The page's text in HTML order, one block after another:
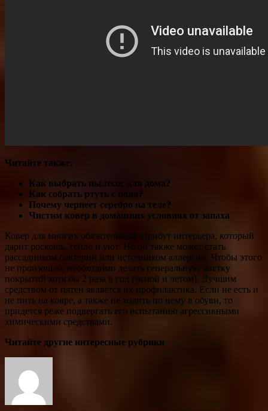
Читайте также:
Как выбрать пылесос для дома?
Как собрать ртуть с пола?
Почему чернеет серебро на теле?
Чистим ковер в домашних условиях от запаха
Ковер для многих обязательный атрибут интерьера, который
дарит роскошь, тепло и уют. Но он также может стать
рассадником бактерий или источником аллергии. Чтобы этого
не произошло, необходимо делать генеральную чистку
покрытий хотя бы 2 раза в год (зимой и летом). Лучшим
средством от пятен является их профилактика. Если не есть и
не пить на ковре, а также не ходить по нему в обуви, то
придется реже подвергать его испытанию агрессивными
химическими средствами.
Читайте другие интересные рубрики